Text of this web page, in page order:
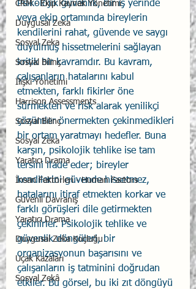
CRM - Ekip Kaynak Yönetimi
Duygusal Zeka
Sosyal Zeka
Sosyal Bilinç
İlişki Yönetimi
Harrison Assessments
Sosyal Bilinç
Sosyal Zeka
Yaratıcı Drama
İnsan Faktörleri - Human Factors
Güvenli Davranış
Yaratıcı Drama
Duygusal Zeka Koçluğu
Uçak Kazaları
Sosyal Zekâ
Psikolojik güvenlik, bir iş yerinde
veya ekip ortamında bireylerin
kendilerini rahat, güvende ve saygı
duyulmuş hissetmelerini sağlayan
kritik bir kavramdır. Bu kavram,
çalışanların hatalarını kabul
etmekten, farklı fikirler öne
sürmekten ve risk alarak yenilikçi
çözümler önermekten çekinmedikleri
bir ortam yaratmayı hedefler. Buna
karşın, psikolojik tehlike ise tam
tersini ifade eder; bireyler
kendilerini güvende hissetmez,
hatalarını itiraf etmekten korkar ve
farklı görüşleri dile getirmekten
çekinirler. Psikolojik tehlike ve
güvenlik döngüleri, bir
organizasyonun başarısını ve
çalışanların iş tatminini doğrudan
etkiler. Bu görsel, bu iki zıt döngüyü